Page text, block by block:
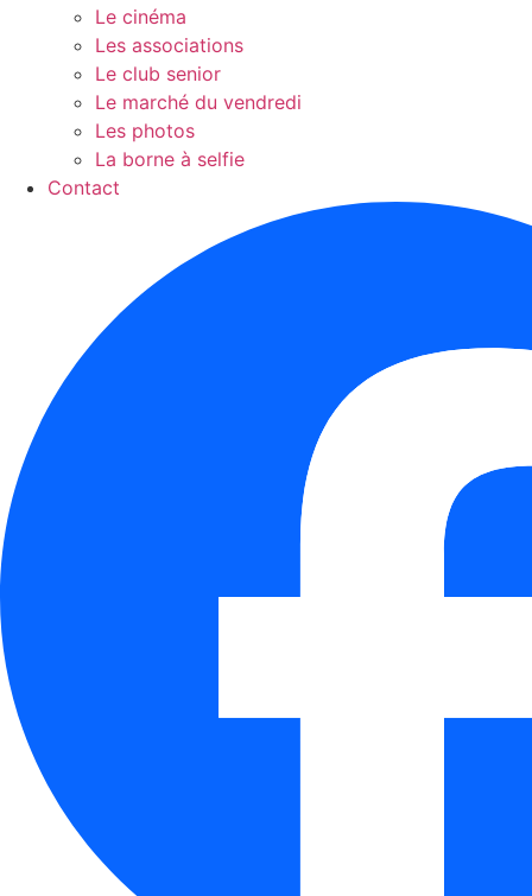
Le cinéma
Les associations
Le club senior
Le marché du vendredi
Les photos
La borne à selfie
Contact